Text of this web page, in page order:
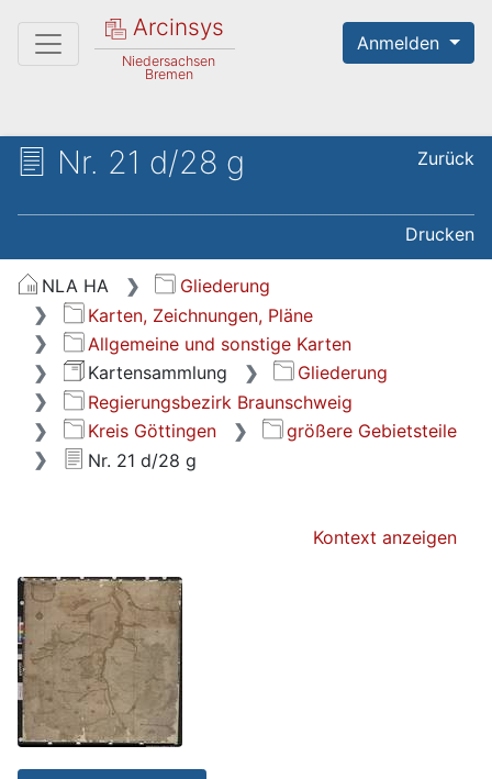
Arcinsys
Niedersachsen
Bremen
Anmelden
Nr. 21 d/28 g Zurück
Drucken
NLA HA
Gliederung
Karten, Zeichnungen, Pläne
Allgemeine und sonstige Karten
Kartensammlung
Gliederung
Regierungsbezirk Braunschweig
Kreis Göttingen
größere Gebietsteile
Nr. 21 d/28 g
Kontext anzeigen